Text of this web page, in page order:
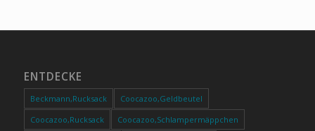
ENTDECKE
Beckmann,Rucksack
Coocazoo,Geldbeutel
Coocazoo,Rucksack
Coocazoo,Schlampermäppchen